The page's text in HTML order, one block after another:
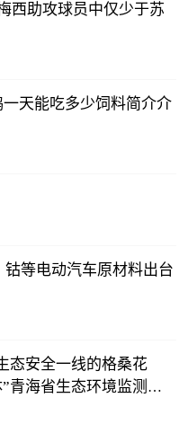
西助攻球员中仅少于苏
天能吃多少饲料简介介
等电动汽车原材料出台
态安全一线的格桑花
海省生态环境监测中